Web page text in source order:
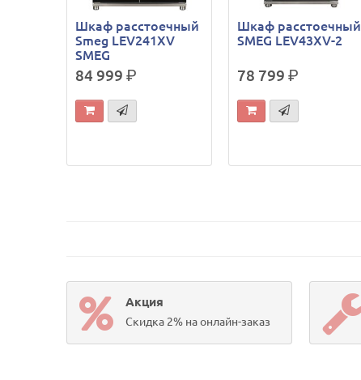
Шкаф расстоечный
Smeg LEV241XV
SMEG
84 999р.
Шкаф расстоечный
SMEG LEV43XV-2
78 799р.
Акция
Скидка 2% на онлайн-заказ